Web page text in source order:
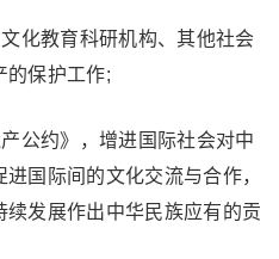
化教育科研机构、其他社会
的保护工作;
公约》，增进国际社会对中
国际间的文化交流与合作，
发展作出中华民族应有的贡